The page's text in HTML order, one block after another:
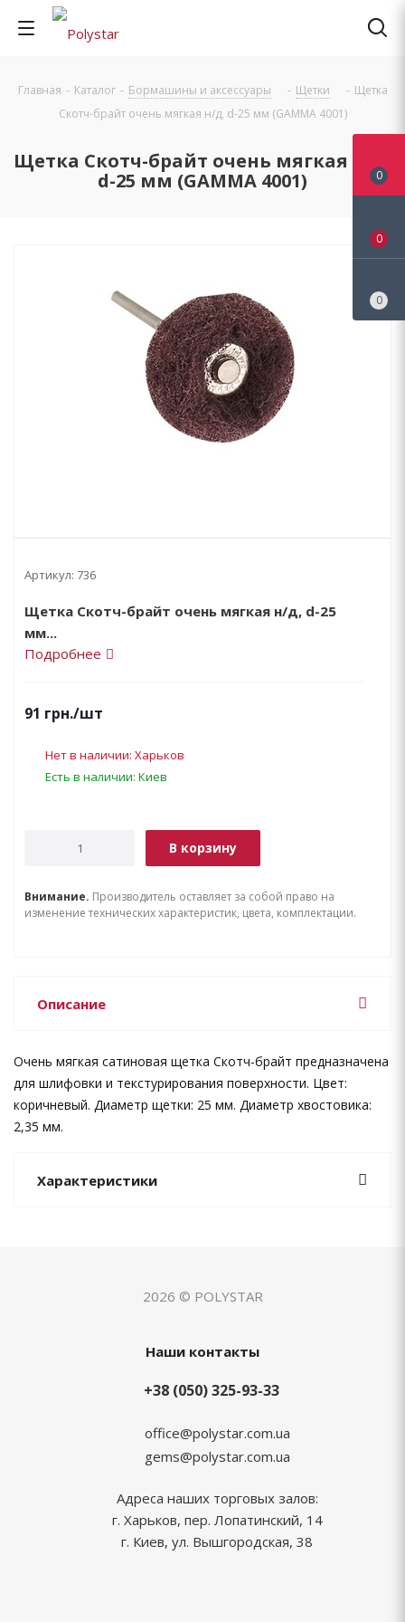
Главная - Каталог - Бормашины и аксессуары - Щетки - Щетка
Скотч-брайт очень мягкая н/д, d-25 мм (GAMMA 4001)
Щетка Скотч-брайт очень мягкая н/д,
d-25 мм (GAMMA 4001)
Артикул: 736
Щетка Скотч-брайт очень мягкая н/д, d-25
мм...
Подробнее
91 грн./шт
Нет в наличии: Харьков
Есть в наличии: Киев
В корзину
Внимание. Производитель оставляет за собой право на
изменение технических характеристик, цвета, комплектации.
Описание
Очень мягкая сатиновая щетка Скотч-брайт предназначена
для шлифовки и текстурирования поверхности. Цвет:
коричневый. Диаметр щетки: 25 мм. Диаметр хвостовика:
2,35 мм.
Характеристики
2026 © POLYSTAR
Наши контакты
+38 (050) 325-93-33
office@polystar.com.ua
gems@polystar.com.ua
Адреса наших торговых залов:
г. Харьков, пер. Лопатинский, 14
г. Киев, ул. Вышгородская, 38
0
0
0